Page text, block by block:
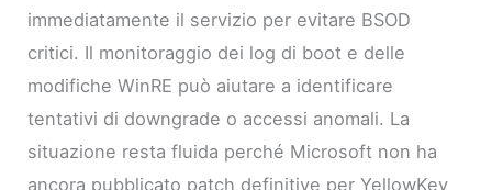
immediatamente il servizio per evitare BSOD
critici. Il monitoraggio dei log di boot e delle
modifiche WinRE può aiutare a identificare
tentativi di downgrade o accessi anomali. La
situazione resta fluida perché Microsoft non ha
ancora pubblicato patch definitive per YellowKey